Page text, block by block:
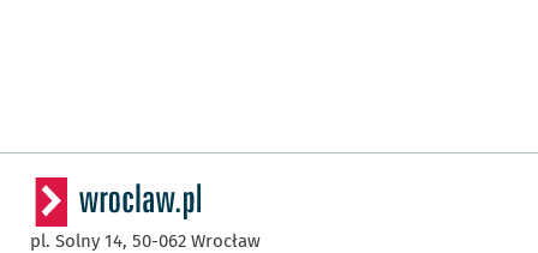
pl. Solny 14, 50-062 Wrocław